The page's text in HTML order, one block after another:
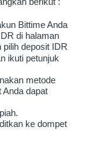
berikut :
Bittime Anda
di halaman
pilih deposit IDR
ikuti petunjuk
metode
Anda dapat
ke dompet